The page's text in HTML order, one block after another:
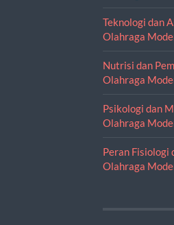
Teknologi dan
Olahraga
Nutrisi dan
Olahraga
Psikologi dan
Olahraga
Peran Fisiologi
Olahraga